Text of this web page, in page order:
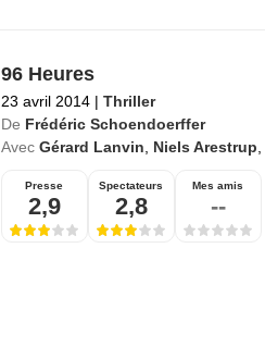
96 Heures
23 avril 2014 | Thriller
De Frédéric Schoendoerffer
Avec Gérard Lanvin Niels Arestrup
Presse
2,9
Spectateurs
2,8
Mes amis
--